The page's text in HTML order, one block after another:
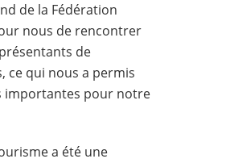
de la Fédération
nous de rencontrer
de
ce qui nous a permis
importantes pour notre
a été une